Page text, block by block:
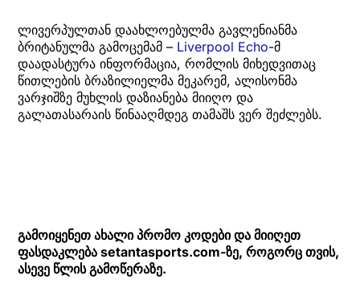
ლივერპულთან დაახლოებულმა გავლენიანმა
ბრიტანულმა გამოცემამ – Liverpool Echo-მ
დაადასტურა ინფორმაცია, რომლის მიხედვითაც
წითლების ბრაზილიელმა მეკარემ, ალისონმა
ვარჯიშზე მუხლის დაზიანება მიიღო და
გალათასარაის წინააღმდეგ თამაშს ვერ შეძლებს.
გამოიყენეთ ახალი პრომო კოდები და მიიღეთ
ფასდაკლება setantasports.com-ზე, როგორც თვის,
ასევე წლის გამოწერაზე.